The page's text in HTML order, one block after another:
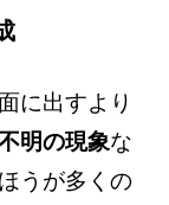
に出すより
明の現象な
うが多くの